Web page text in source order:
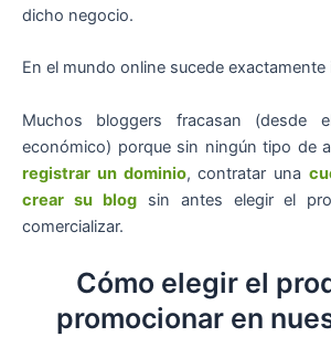
dicho negocio.
En el mundo online sucede exactamente
Muchos bloggers fracasan (desde
económico) porque sin ningún tipo de
registrar un dominio, contratar una
crear su blogsin antes elegir el
comercializar.
Cómo elegir el
promocionar en